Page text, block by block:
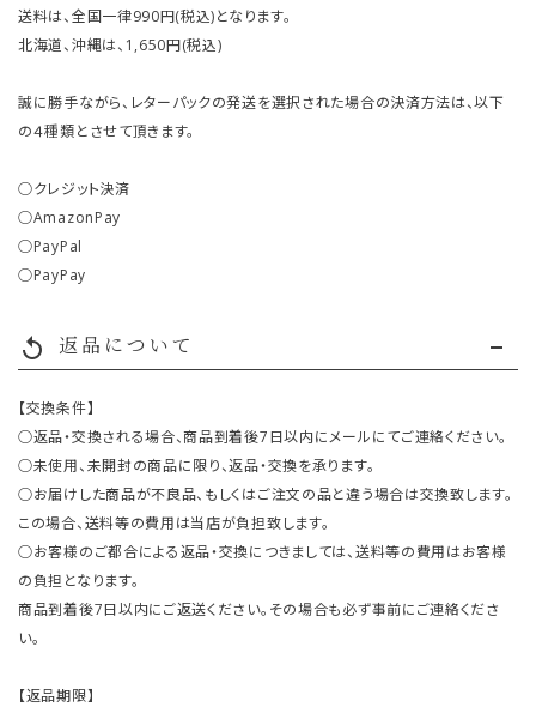
送料は、全国一律990円(税込)となります。
北海道、沖縄は、1,650円(税込)
誠に勝手ながら、レターパックの発送を選択された場合の決済方法は、以下
の４種類とさせて頂きます。
○クレジット決済
○AmazonPay
○PayPal
○PayPay
replay 返品について
【交換条件】
○返品・交換される場合、商品到着後7日以内にメールにてご連絡ください。
○未使用、未開封の商品に限り、返品・交換を承ります。
○お届けした商品が不良品、もしくはご注文の品と違う場合は交換致します。
この場合、送料等の費用は当店が負担致します。
○お客様のご都合による返品・交換につきましては、送料等の費用はお客様
の負担となります。
商品到着後7日以内にご返送ください。その場合も必ず事前にご連絡くださ
い。
【返品期限】